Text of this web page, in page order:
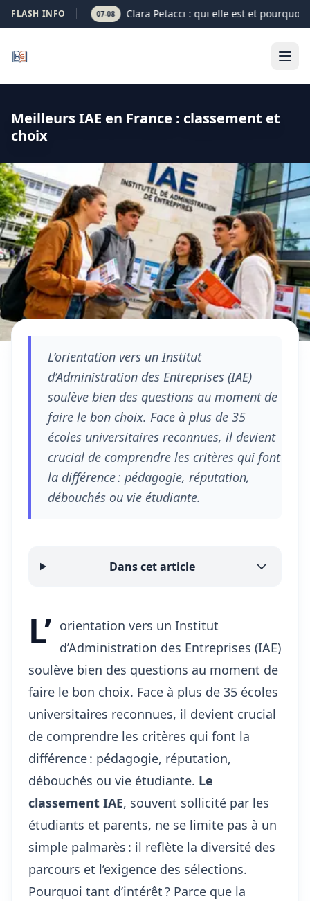
FLASH INFO 07-08 Clara Petacci : qui elle est et pourquoi
Meilleurs IAE en France : classement et
choix
L’orientation vers un Institut
d’Administration des Entreprises (IAE)
soulève bien des questions au moment de
faire le bon choix. Face à plus de 35
écoles universitaires reconnues, il devient
crucial de comprendre les critères qui font
la différence : pédagogie, réputation,
débouchés ou vie étudiante.
Dans cet article
L’ orientation vers un Institut
d’Administration des Entreprises (IAE)
soulève bien des questions au moment de
faire le bon choix. Face à plus de 35 écoles
universitaires reconnues, il devient crucial
de comprendre les critères qui font la
différence : pédagogie, réputation,
débouchés ou vie étudiante. Le
classement IAE, souvent sollicité par les
étudiants et parents, ne se limite pas à un
simple palmarès : il reflète la diversité des
parcours et l’exigence des sélections.
Pourquoi tant d’intérêt ? Parce que la